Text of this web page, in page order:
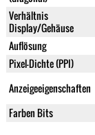
Verhältnis
Display/Gehäuse
Auflösung
Pixel-Dichte (PPI)
Anzeigeeigenschaften
Farben Bits